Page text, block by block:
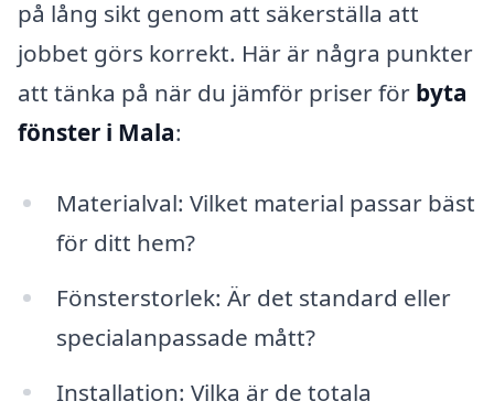
på lång sikt genom att säkerställa att
jobbet görs korrekt. Här är några punkter
att tänka på när du jämför priser för byta
fönster i Mala:
Materialval: Vilket material passar bäst
för ditt hem?
Fönsterstorlek: Är det standard eller
specialanpassade mått?
Installation: Vilka är de totala